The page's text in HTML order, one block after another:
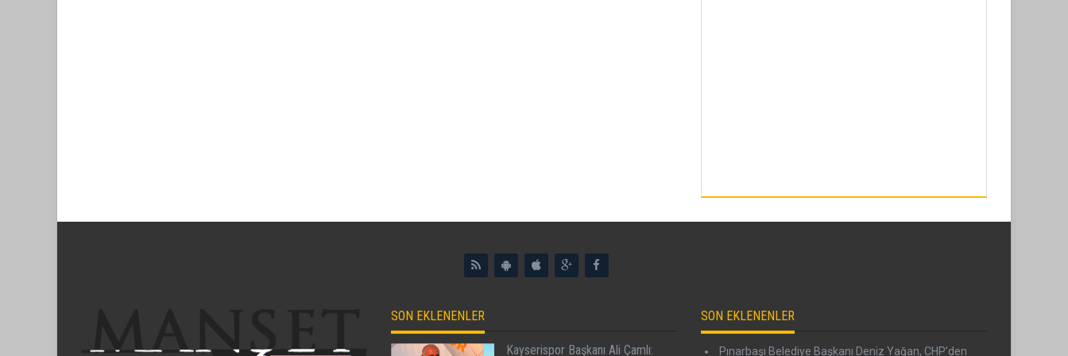
SON EKLENENLER
Kayserispor Başkanı Ali Çamlı:
SON EKLENENLER
Pınarbaşı Belediye Başkanı Deniz Yağan, CHP’den